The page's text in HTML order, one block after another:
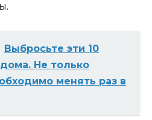
Выбросьте эти 10
Не только
менять раз в